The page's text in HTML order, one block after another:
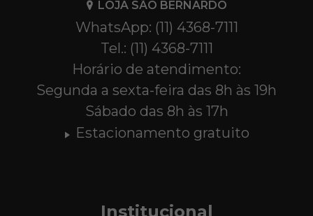
LOJA SÃO BERNARDO
WhatsApp: (11) 4368-7111
Tel.: (11) 4368-7111
Horário de atendimento:
Segunda a sexta-feira das 8h às 19h
Sábado das 8h às 17h
Estacionamento gratuito
Institucional